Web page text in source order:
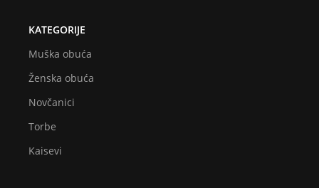
KATEGORIJE
Muška obuća
Ženska obuća
Novčanici
Torbe
Kaisevi